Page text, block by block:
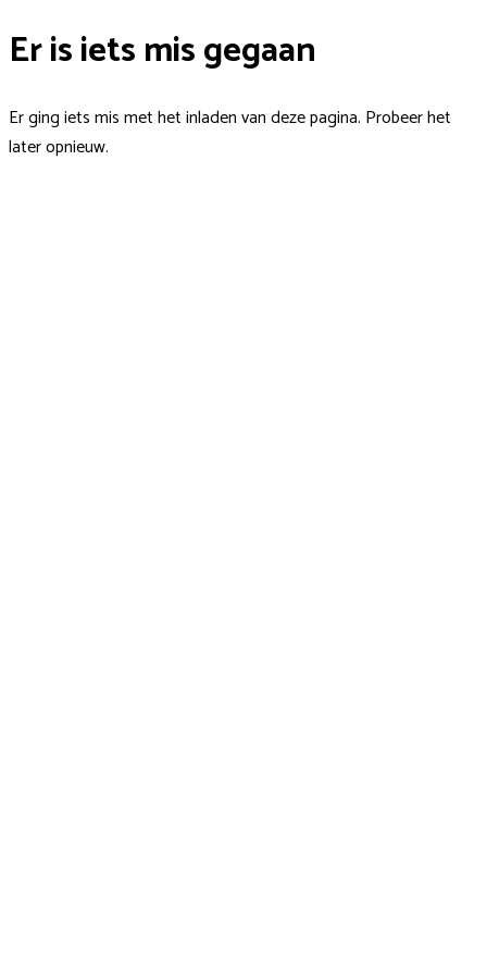
Er is iets mis gegaan
Er ging iets mis met het inladen van deze pagina. Probeer het
later opnieuw.